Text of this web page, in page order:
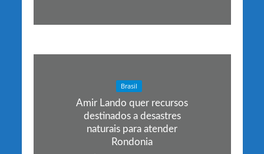
Brasil
Amir Lando quer recursos
destinados a desastres
naturais para atender
Rondonia